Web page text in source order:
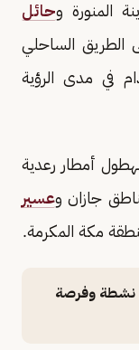
المنورة وحائل
الطريق الساحلي
في مدى الرؤية
أمطار رعدية
جازان وعسير
مكة المكرمة.
نشطة وفرصة